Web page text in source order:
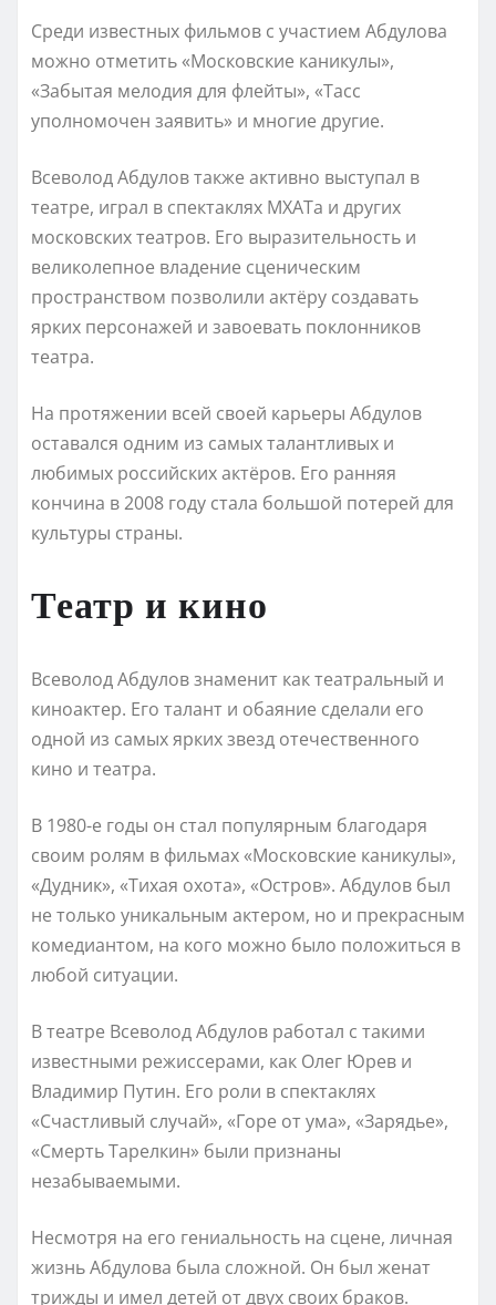
Среди известных фильмов с участием Абдулова
можно отметить «Московские каникулы»,
«Забытая мелодия для флейты», «Тасс
уполномочен заявить» и многие другие.
Всеволод Абдулов также активно выступал в
театре, играл в спектаклях МХАТа и других
московских театров. Его выразительность и
великолепное владение сценическим
пространством позволили актёру создавать
ярких персонажей и завоевать поклонников
театра.
На протяжении всей своей карьеры Абдулов
оставался одним из самых талантливых и
любимых российских актёров. Его ранняя
кончина в 2008 году стала большой потерей для
культуры страны.
Театр и кино
Всеволод Абдулов знаменит как театральный и
киноактер. Его талант и обаяние сделали его
одной из самых ярких звезд отечественного
кино и театра.
В 1980-е годы он стал популярным благодаря
своим ролям в фильмах «Московские каникулы»,
«Дудник», «Тихая охота», «Остров». Абдулов был
не только уникальным актером, но и прекрасным
комедиантом, на кого можно было положиться в
любой ситуации.
В театре Всеволод Абдулов работал с такими
известными режиссерами, как Олег Юрев и
Владимир Путин. Его роли в спектаклях
«Счастливый случай», «Горе от ума», «Зарядье»,
«Смерть Тарелкин» были признаны
незабываемыми.
Несмотря на его гениальность на сцене, личная
жизнь Абдулова была сложной. Он был женат
трижды и имел детей от двух своих браков.